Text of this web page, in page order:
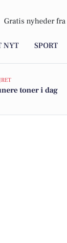
Gratis nyheder fra
NYT SPORT
toner i dag